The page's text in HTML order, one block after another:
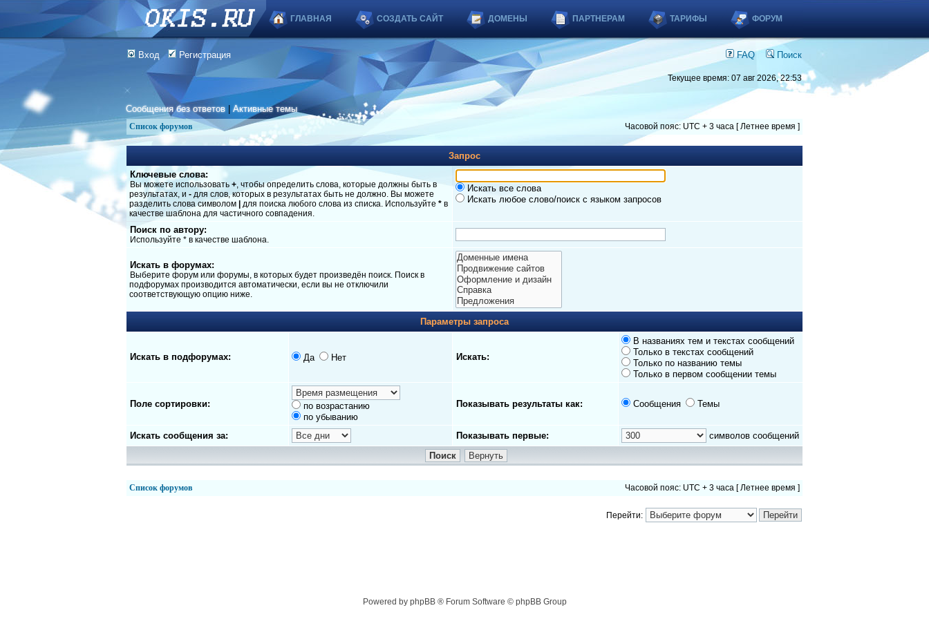
ГЛАВНАЯ СОЗДАТЬ САЙТ ДОМЕНЫ ПАРТНЕРАМ ТАРИФЫ ФОРУМ
Вход Регистрация FAQ Поиск
Текущее время: 07 авг 2026, 22:53
Сообщения без ответов |Активные темы
Список форумов Часовой пояс: UTC + 3 часа [ Летнее время ]
Запрос
Ключевые слова:
Вы можете использовать +, чтобы определить слова, которые должны быть в
результатах, и - для слов, которых в результатах быть не должно. Вы можете
разделить слова символом
для поиска любого слова из списка. Используйте * в
качестве шаблона для частичного совпадения.
Искать все слова
Искать любое слово/поиск с языком запросов
Поиск по автору:
Используйте * в качестве шаблона.
Искать в форумах:
Выберите форум или форумы, в которых будет произведён поиск. Поиск в
подфорумах производится автоматически, если вы не отключили
соответствующую опцию ниже.
Параметры запроса
Искать в подфорумах: Да Нет Искать:
В названиях тем и текстах сообщений
Только в текстах сообщений
Только по названию темы
Только в первом сообщении темы
Поле сортировки:
по возрастанию
по убыванию
Показывать результаты как: Сообщения Темы
Искать сообщения за: Показывать первые: символов сообщений
Список форумов Часовой пояс: UTC + 3 часа [ Летнее время ]
Перейти:
Powered by phpBB ® Forum Software © phpBB Group